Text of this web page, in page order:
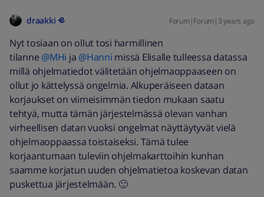
draakki Forum|Forum|3 years ago
Nyt tosiaan on ollut tosi harmillinen
tilanne @MHi ja @Hanni missä Elisalle tulleessa datassa
millä ohjelmatiedot välitetään ohjelmaoppaaseen on
ollut jo kättelyssä ongelmia. Alkuperäiseen dataan
korjaukset on viimeisimmän tiedon mukaan saatu
tehtyä, mutta tämän järjestelmässä olevan vanhan
virheellisen datan vuoksi ongelmat näyttäytyvät vielä
ohjelmaoppaassa toistaiseksi. Tämä tulee
korjaantumaan tuleviin ohjelmakarttoihin kunhan
saamme korjatun uuden ohjelmatietoa koskevan datan
puskettua järjestelmään. 🙂